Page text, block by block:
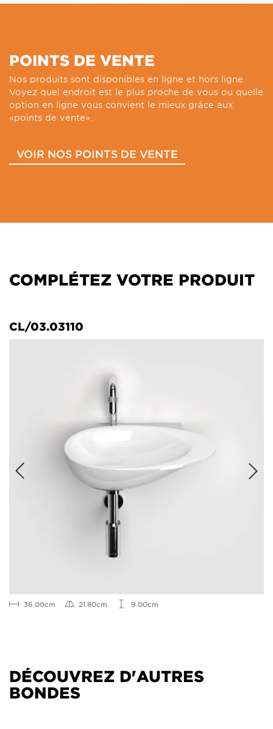
POINTS DE VENTE
Nos produits sont disponibles en ligne et hors ligne.
Voyez quel endroit est le plus proche de vous ou quelle
option en ligne vous convient le mieux grâce aux
«points de vente».
VOIR NOS POINTS DE VENTE
COMPLÉTEZ VOTRE PRODUIT
CL/03.03110
36.00cm 21.80cm 9.00cm
DÉCOUVREZ D'AUTRES
BONDES